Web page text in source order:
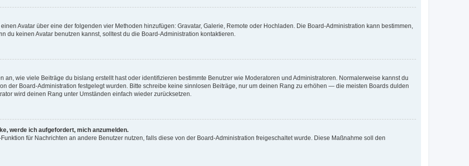
Avatar über eine der folgenden vier Methoden hinzufügen: Gravatar, Galerie, Remote oder Hochladen. Die Board-Administration kann bestimmen,
du keinen Avatar benutzen kannst, solltest du die Board-Administration kontaktieren.
an, wie viele Beiträge du bislang erstellt hast oder identifizieren bestimmte Benutzer wie Moderatoren und Administratoren. Normalerweise kannst du
der Board-Administration festgelegt wurden. Bitte schreibe keine sinnlosen Beiträge, nur um deinen Rang zu erhöhen — die meisten Boards dulden
wird deinen Rang unter Umständen einfach wieder zurücksetzen.
werde ich aufgefordert, mich anzumelden.
für Nachrichten an andere Benutzer nutzen, falls diese von der Board-Administration freigeschaltet wurde. Diese Maßnahme soll den